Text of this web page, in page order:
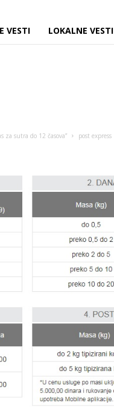
VESTI LOKALNE VESTI
za sutra do 12 časova” post express